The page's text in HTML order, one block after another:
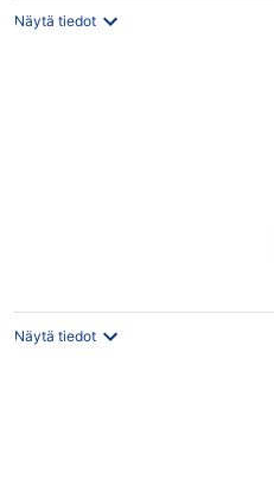
Näytä tiedot
Näytä tiedot